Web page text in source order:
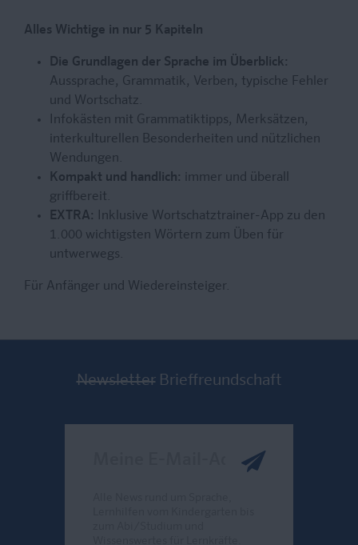
Alles Wichtige in nur 5 Kapiteln
Die Grundlagen der Sprache im Überblick:
Aussprache, Grammatik, Verben, typische Fehler
und Wortschatz.
Infokästen mit Grammatiktipps, Merksätzen,
interkulturellen Besonderheiten und nützlichen
Wendungen.
Kompakt und handlich:
immer und überall
griffbereit.
EXTRA:
Inklusive Wortschatztrainer-App zu den
1.000 wichtigsten Wörtern zum Üben für
untwerwegs.
Für Anfänger und Wiedereinsteiger.
Newsletter Brieffreundschaft